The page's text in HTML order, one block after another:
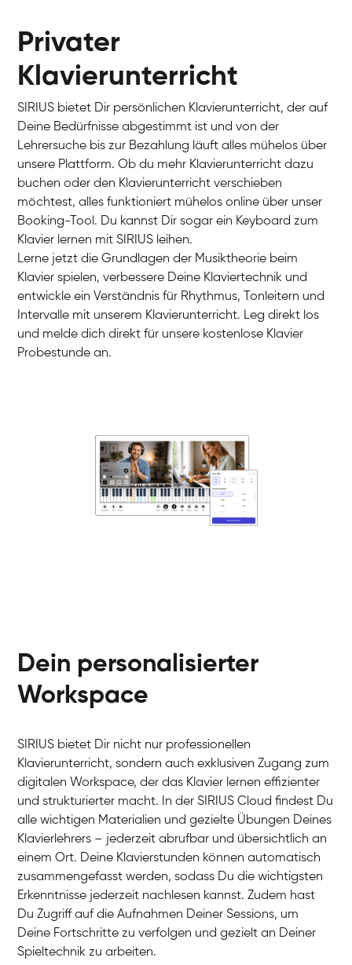
Charlotte
Klavier / Piano / Flügel
Klavier / Piano / Flügel
Klavier / Piano / Flügel
Klavier / Piano / Flügel
Klavier / Piano / Flügel
Hannes
Klavier / Piano / Flügel
Klavier / Piano / Flügel
Privater
Klavierunterricht
SIRIUS bietet Dir persönlichen Klavierunterricht, der auf
Deine Bedürfnisse abgestimmt ist und von der
Lehrersuche bis zur Bezahlung läuft alles mühelos über
unsere Plattform. Ob du mehr Klavierunterricht dazu
buchen oder den Klavierunterricht verschieben
möchtest, alles funktioniert mühelos online über unser
Booking-Tool. Du kannst Dir sogar ein Keyboard zum
Klavier lernen mit SIRIUS leihen.
Lerne jetzt die Grundlagen der Musiktheorie beim
Klavier spielen, verbessere Deine Klaviertechnik und
entwickle ein Verständnis für Rhythmus, Tonleitern und
Intervalle mit unserem Klavierunterricht. Leg direkt los
und melde dich direkt für unsere kostenlose Klavier
Probestunde an.
Dein personalisierter
Workspace
SIRIUS bietet Dir nicht nur professionellen
Klavierunterricht, sondern auch exklusiven Zugang zum
digitalen Workspace, der das Klavier lernen effizienter
und strukturierter macht. In der SIRIUS Cloud findest Du
alle wichtigen Materialien und gezielte Übungen Deines
Klavierlehrers – jederzeit abrufbar und übersichtlich an
einem Ort. Deine Klavierstunden können automatisch
zusammengefasst werden, sodass Du die wichtigsten
Erkenntnisse jederzeit nachlesen kannst. Zudem hast
Du Zugriff auf die Aufnahmen Deiner Sessions, um
Deine Fortschritte zu verfolgen und gezielt an Deiner
Spieltechnik zu arbeiten.